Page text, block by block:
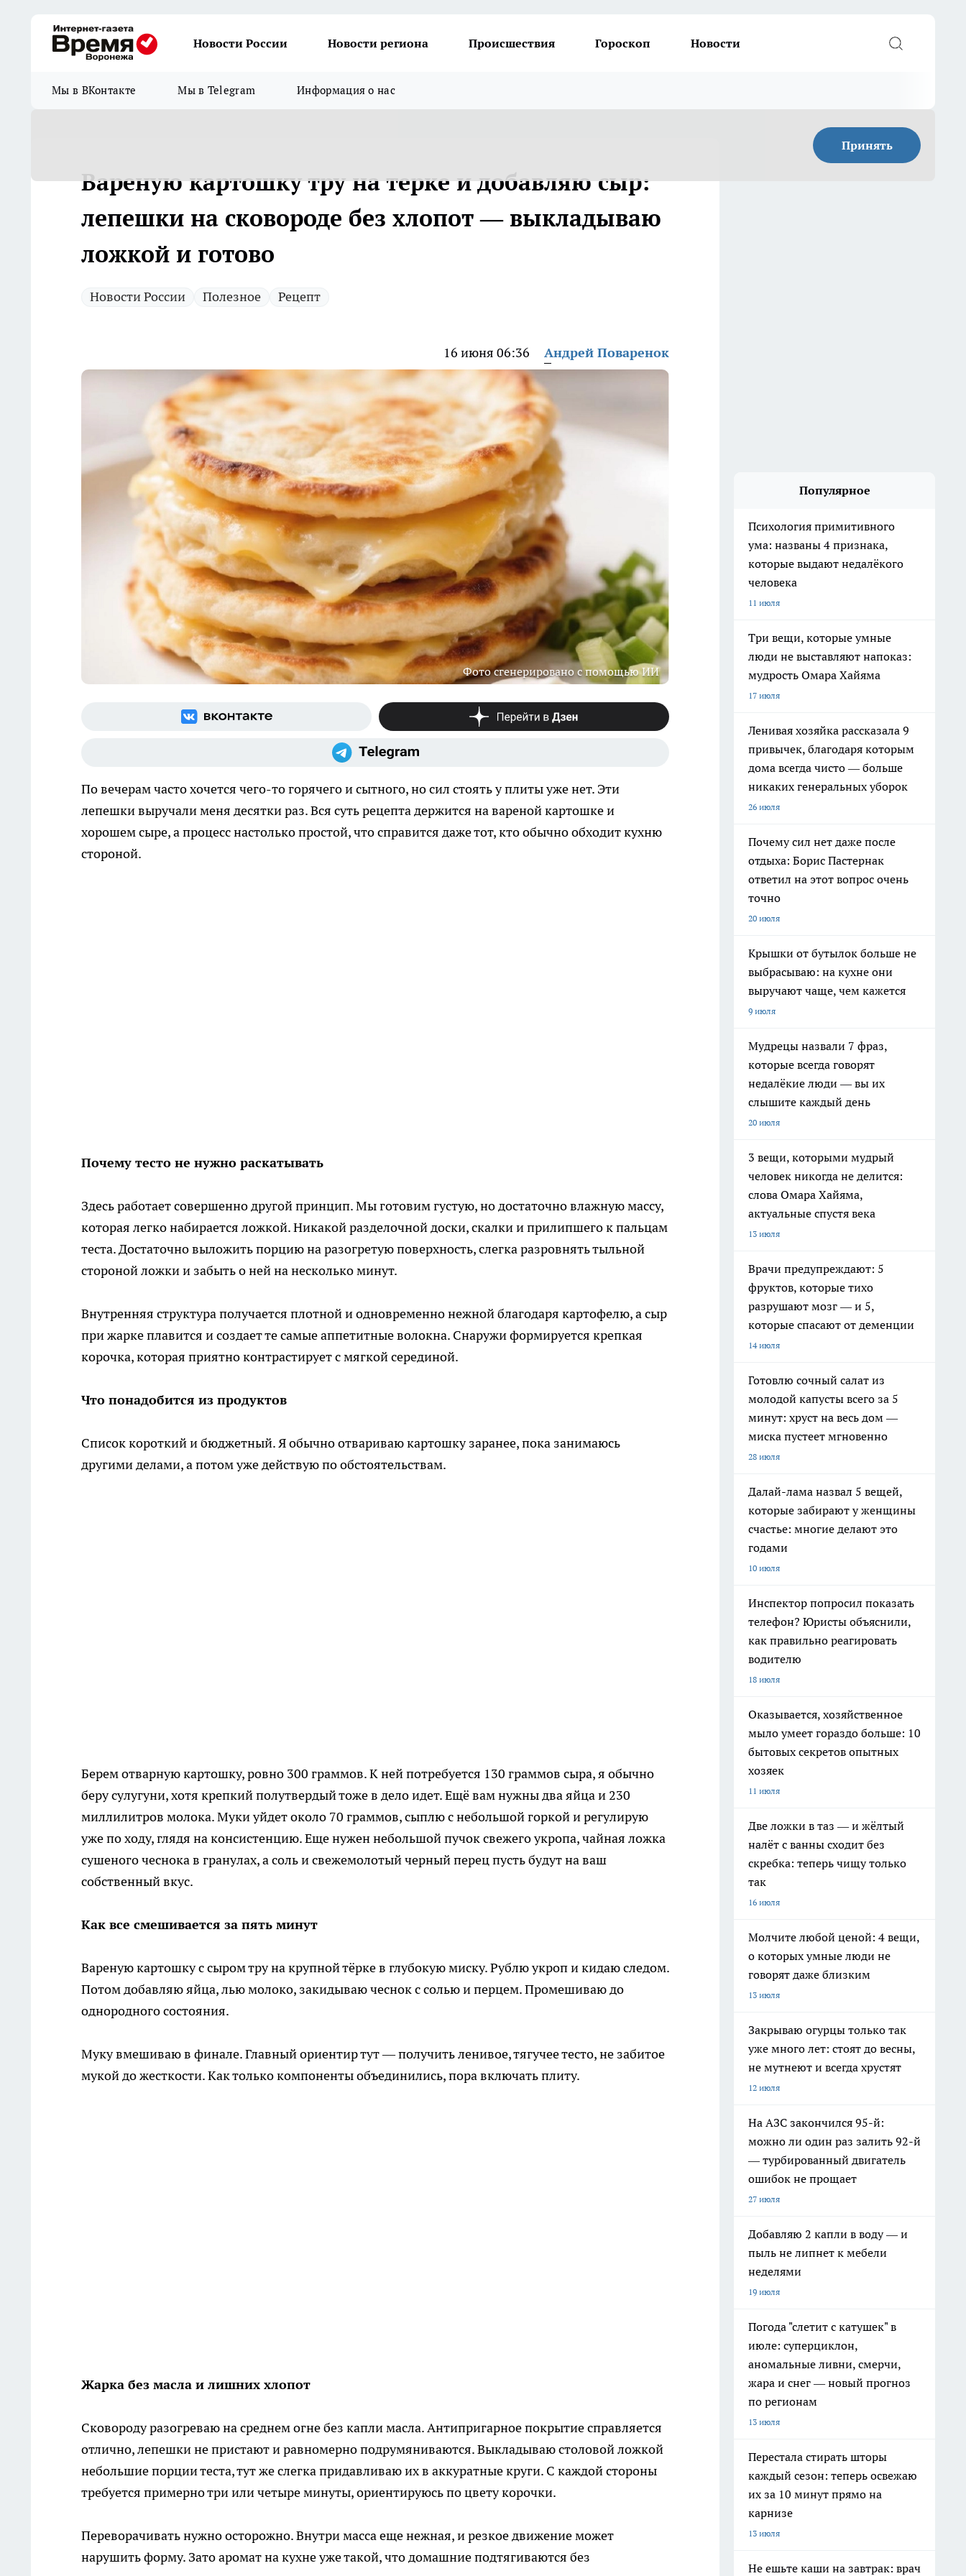
Новости России Новости региона Происшествия Гороскоп Новости
Мы в ВКонтакте Мы в Telegram Информация о нас
Принять
Вареную картошку тру на терке и добавляю сыр:
лепешки на сковороде без хлопот — выкладываю
ложкой и готово
Новости России Полезное Рецепт
16 июня 06:36 Андрей Поваренок
Фото сгенерировано с помощью ИИ
По вечерам часто хочется чего-то горячего и сытного, но сил стоять у плиты уже нет. Эти
лепешки выручали меня десятки раз. Вся суть рецепта держится на вареной картошке и
хорошем сыре, а процесс настолько простой, что справится даже тот, кто обычно обходит кухню
стороной.
Почему тесто не нужно раскатывать
Здесь работает совершенно другой принцип. Мы готовим густую, но достаточно влажную массу,
которая легко набирается ложкой. Никакой разделочной доски, скалки и прилипшего к пальцам
теста. Достаточно выложить порцию на разогретую поверхность, слегка разровнять тыльной
стороной ложки и забыть о ней на несколько минут.
Внутренняя структура получается плотной и одновременно нежной благодаря картофелю, а сыр
при жарке плавится и создает те самые аппетитные волокна. Снаружи формируется крепкая
корочка, которая приятно контрастирует с мягкой серединой.
Что понадобится из продуктов
Список короткий и бюджетный. Я обычно отвариваю картошку заранее, пока занимаюсь
другими делами, а потом уже действую по обстоятельствам.
Берем отварную картошку, ровно 300 граммов. К ней потребуется 130 граммов сыра, я обычно
беру сулугуни, хотя крепкий полутвердый тоже в дело идет. Ещё вам нужны два яйца и 230
миллилитров молока. Муки уйдет около 70 граммов, сыплю с небольшой горкой и регулирую
уже по ходу, глядя на консистенцию. Еще нужен небольшой пучок свежего укропа, чайная ложка
сушеного чеснока в гранулах, а соль и свежемолотый черный перец пусть будут на ваш
собственный вкус.
Как все смешивается за пять минут
Вареную картошку с сыром тру на крупной тёрке в глубокую миску. Рублю укроп и кидаю следом.
Потом добавляю яйца, лью молоко, закидываю чеснок с солью и перцем. Промешиваю до
однородного состояния.
Муку вмешиваю в финале. Главный ориентир тут — получить ленивое, тягучее тесто, не забитое
мукой до жесткости. Как только компоненты объединились, пора включать плиту.
Жарка без масла и лишних хлопот
Сковороду разогреваю на среднем огне без капли масла. Антипригарное покрытие справляется
отлично, лепешки не пристают и равномерно подрумяниваются. Выкладываю столовой ложкой
небольшие порции теста, тут же слегка придавливаю их в аккуратные круги. С каждой стороны
требуется примерно три или четыре минуты, ориентируюсь по цвету корочки.
Переворачивать нужно осторожно. Внутри масса еще нежная, и резкое движение может
нарушить форму. Зато аромат на кухне уже такой, что домашние подтягиваются без
Популярное
Психология примитивного
ума: названы 4 признака,
которые выдают недалёкого
человека
11 июля
Три вещи, которые умные
люди не выставляют напоказ:
мудрость Омара Хайяма
17 июля
Ленивая хозяйка рассказала 9
привычек, благодаря которым
дома всегда чисто — больше
никаких генеральных уборок
26 июля
Почему сил нет даже после
отдыха: Борис Пастернак
ответил на этот вопрос очень
точно
20 июля
Крышки от бутылок больше не
выбрасываю: на кухне они
выручают чаще, чем кажется
9 июля
Мудрецы назвали 7 фраз,
которые всегда говорят
недалёкие люди — вы их
слышите каждый день
20 июля
3 вещи, которыми мудрый
человек никогда не делится:
слова Омара Хайяма,
актуальные спустя века
13 июля
Врачи предупреждают: 5
фруктов, которые тихо
разрушают мозг — и 5,
которые спасают от деменции
14 июля
Готовлю сочный салат из
молодой капусты всего за 5
минут: хруст на весь дом —
миска пустеет мгновенно
28 июля
Далай-лама назвал 5 вещей,
которые забирают у женщины
счастье: многие делают это
годами
10 июля
Инспектор попросил показать
телефон? Юристы объяснили,
как правильно реагировать
водителю
18 июля
Оказывается, хозяйственное
мыло умеет гораздо больше: 10
бытовых секретов опытных
хозяек
11 июля
Две ложки в таз — и жёлтый
налёт с ванны сходит без
скребка: теперь чищу только
так
16 июля
Молчите любой ценой: 4 вещи,
о которых умные люди не
говорят даже близким
13 июля
Закрываю огурцы только так
уже много лет: стоят до весны,
не мутнеют и всегда хрустят
12 июля
На АЗС закончился 95-й:
можно ли один раз залить 92-й
— турбированный двигатель
ошибок не прощает
27 июля
Добавляю 2 капли в воду — и
пыль не липнет к мебели
неделями
19 июля
Погода "слетит с катушек" в
июле: суперциклон,
аномальные ливни, смерчи,
жара и снег — новый прогноз
по регионам
13 июля
Перестала стирать шторы
каждый сезон: теперь освежаю
их за 10 минут прямо на
карнизе
13 июля
Не ешьте каши на завтрак: врач